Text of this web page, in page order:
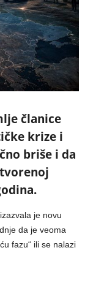
članice
krize i
briše i da
je novu
da je veoma
fazu“ ili se nalazi